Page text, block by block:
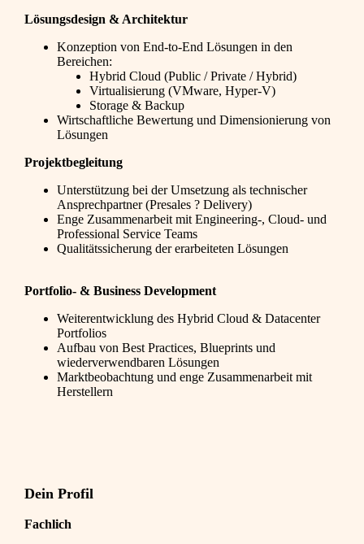
Lösungsdesign & Architektur
Konzeption von End-to-End Lösungen in den
Bereichen:
Hybrid Cloud (Public / Private / Hybrid)
Virtualisierung (VMware, Hyper-V)
Storage & Backup
Wirtschaftliche Bewertung und Dimensionierung von
Lösungen
Projektbegleitung
Unterstützung bei der Umsetzung als technischer
Ansprechpartner (Presales ? Delivery)
Enge Zusammenarbeit mit Engineering-, Cloud- und
Professional Service Teams
Qualitätssicherung der erarbeiteten Lösungen
Portfolio- & Business Development
Weiterentwicklung des Hybrid Cloud & Datacenter
Portfolios
Aufbau von Best Practices, Blueprints und
wiederverwendbaren Lösungen
Marktbeobachtung und enge Zusammenarbeit mit
Herstellern
Dein Profil
Fachlich